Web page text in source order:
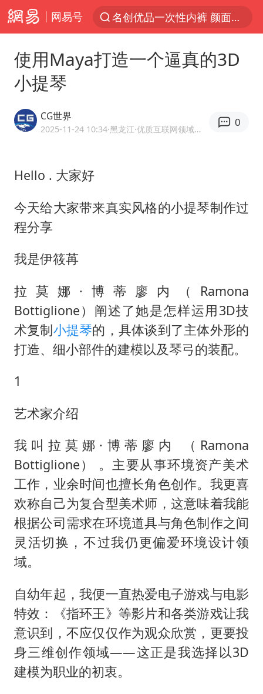
网易号
名创优品一次性内裤 颜面尽失
解锁各地夏日限定体验
白海豚将正面袭击贯穿浙江
黄金创今年来最大单周涨幅
女主硬加吻戏短剧已下架
女子网购名牌包发现是自己丢的那只
《给阿嬷的情书》售后来了
多个明星演唱会取消
使用Maya打造一个逼真的3D
小提琴
CG世界
2025-11-24 10:34·黑龙江 ·优质互联网领域创作者
0
Hello . 大家好
今天给大家带来真实风格的小提琴制作过
程分享
我是伊筱苒
拉莫娜·博蒂廖内（Ramona
Bottiglione）阐述了她是怎样运用3D技
术复制小提琴的，具体谈到了主体外形的
打造、细小部件的建模以及琴弓的装配。
1
艺术家介绍
我叫拉莫娜·博蒂廖内 （Ramona
Bottiglione） 。主要从事环境资产美术
工作，业余时间也擅长角色创作。我更喜
欢称自己为复合型美术师，这意味着我能
根据公司需求在环境道具与角色制作之间
灵活切换，不过我仍更偏爱环境设计领
域。
自幼年起，我便一直热爱电子游戏与电影
特效：《指环王》等影片和各类游戏让我
意识到，不应仅仅作为观众欣赏，更要投
身三维创作领域——这正是我选择以3D
建模为职业的初衷。